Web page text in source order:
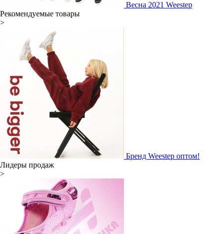
Весна 2021 Weestep
Рекомендуемые товары
>
Бренд Weestep оптом!
Лидеры продаж
>